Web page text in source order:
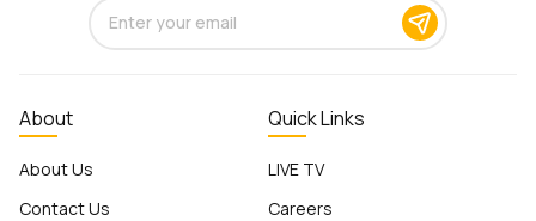
About
About Us
Contact Us
Quick Links
LIVE TV
Careers